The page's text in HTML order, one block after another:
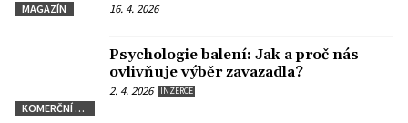
MAGAZÍN 16. 4. 2026
KOMERČNÍ SDĚLENÍ
Psychologie balení: Jak a proč nás
ovlivňuje výběr zavazadla?
2. 4. 2026 INZERCE